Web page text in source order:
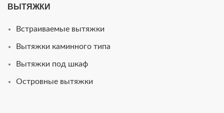
ВЫТЯЖКИ
Встраиваемые вытяжки
Вытяжки каминного типа
Вытяжки под шкаф
Островные вытяжки